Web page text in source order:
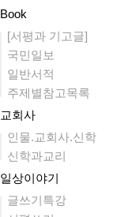
Book
[서평과 기고글]
국민일보
일반서적
주제별참고목록
교회사
인물.교회사.신학
신학과교리
일상이야기
글쓰기특강